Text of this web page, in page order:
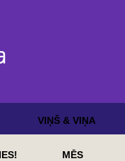
VIŅŠ & VIŅA
MĒS